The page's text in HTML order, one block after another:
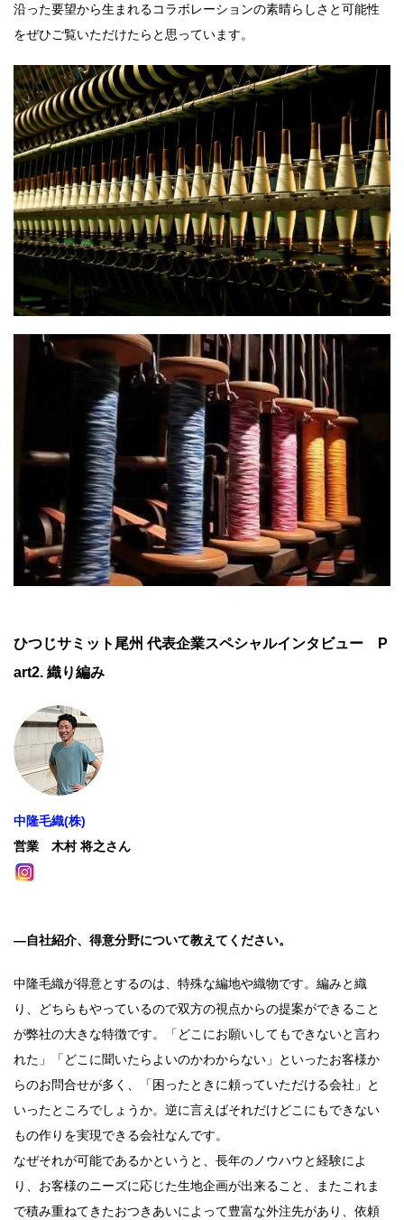
沿った要望から生まれるコラボレーションの素晴らしさと可能性
をぜひご覧いただけたらと思っています。
ひつじサミット尾州 代表企業スペシャルインタビュー P
art2. 織り編み
中隆毛織(株)
営業
木村 将之さん
―自社紹介、得意分野について教えてください。
中隆毛織が得意とするのは、特殊な編地や織物です。編みと織
り、どちらもやっているので双方の視点からの提案ができること
が弊社の大きな特徴です。「どこにお願いしてもできないと言わ
れた」「どこに聞いたらよいのかわからない」といったお客様か
らのお問合せが多く、「困ったときに頼っていただける会社」と
いったところでしょうか。逆に言えばそれだけどこにもできない
もの作りを実現できる会社なんです。
なぜそれが可能であるかというと、長年のノウハウと経験によ
り、お客様のニーズに応じた生地企画が出来ること、またこれま
で積み重ねてきたおつきあいによって豊富な外注先があり、依頼